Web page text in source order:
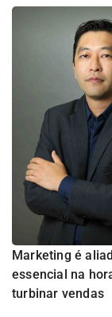
Marketing é
essencial na
turbinar vendas